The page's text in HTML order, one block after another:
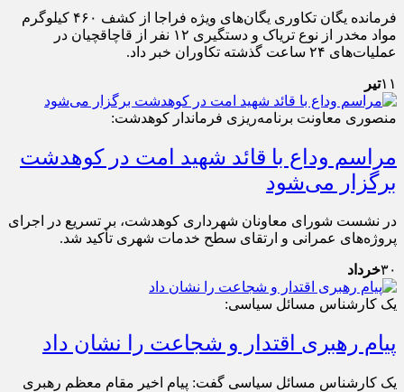
فرمانده یگان تکاوری یگان‌های ویژه فراجا از کشف ۴۶۰ کیلوگرم
مواد مخدر از نوع تریاک و دستگیری ۱۲ نفر از قاچاقچیان در
عملیات‌های ۲۴ ساعت گذشته تکاوران خبر داد.
۱۱تیر
منصوری معاونت برنامه‌ریزی فرماندار کوهدشت:
مراسم وداع با قائد شهید امت در کوهدشت
برگزار می‌شود
در نشست شورای معاونان شهرداری کوهدشت، بر تسریع در اجرای
پروژه‌های عمرانی و ارتقای سطح خدمات شهری تأکید شد.
۳۰خرداد
یک کارشناس مسائل سیاسی:
پیام رهبری اقتدار و شجاعت را نشان داد
یک کارشناس مسائل سیاسی گفت: پیام اخیر مقام معظم رهبری